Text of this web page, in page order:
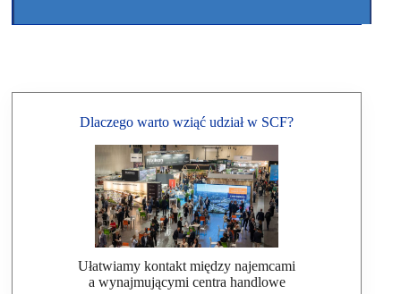
Dlaczego warto wziąć udział w SCF?
Ułatwiamy kontakt między najemcami
a wynajmującymi centra handlowe